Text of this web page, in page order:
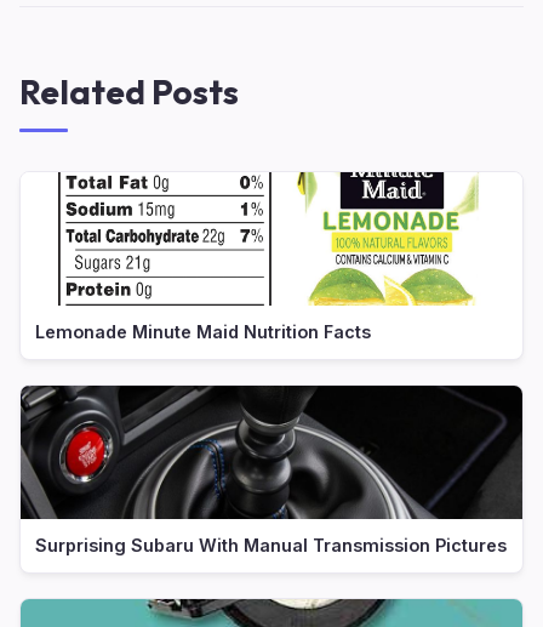
Related Posts
Lemonade Minute Maid Nutrition Facts
Surprising Subaru With Manual Transmission Pictures